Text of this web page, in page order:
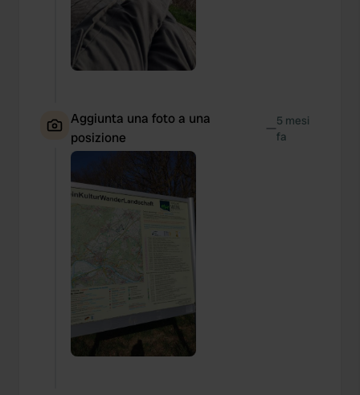
Aggiunta una foto a una
posizione
—5 mesi
fa